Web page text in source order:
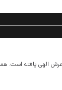
الهی یافته است.